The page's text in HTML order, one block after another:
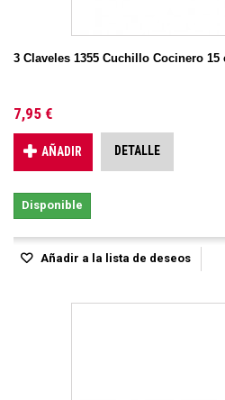
3 Claveles 1355 Cuchillo Cocinero 15
7,95 €
AÑADIR DETALLE
Disponible
Añadir a la lista de deseos